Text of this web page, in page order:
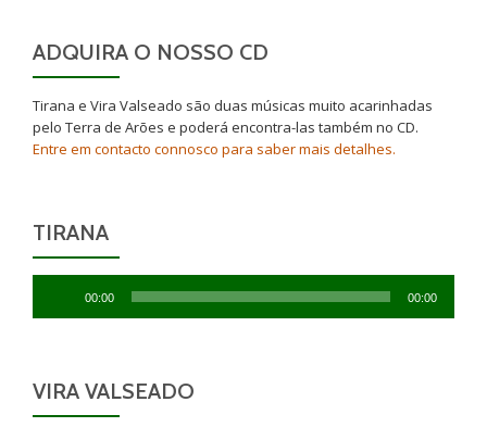
ADQUIRA O NOSSO CD
Tirana e Vira Valseado são duas músicas muito acarinhadas
pelo Terra de Arões e poderá encontra-las também no CD.
Entre em contacto connosco para saber mais detalhes.
TIRANA
00:00 00:00
VIRA VALSEADO